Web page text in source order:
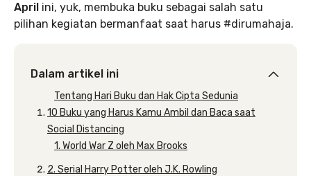
April ini, yuk, membuka buku sebagai salah satu
pilihan kegiatan bermanfaat saat harus #dirumahaja.
Dalam artikel ini
Tentang Hari Buku dan Hak Cipta Sedunia
10 Buku yang Harus Kamu Ambil dan Baca saat
Social Distancing
1. World War Z oleh Max Brooks
2. Serial Harry Potter oleh J.K. Rowling